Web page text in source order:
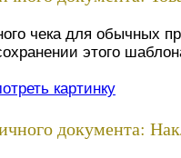
чека для обычных
этого
картинку
документа: